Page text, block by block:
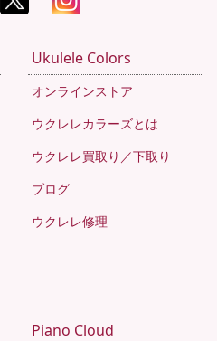
Ukulele Colors
オンラインストア
ウクレレカラーズとは
ウクレレ買取り／下取り
ブログ
ウクレレ修理
Piano Cloud